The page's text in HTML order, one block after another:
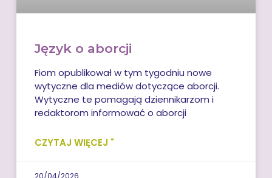
Język o aborcji
Fiom opublikował w tym tygodniu nowe
wytyczne dla mediów dotyczące aborcji.
Wytyczne te pomagają dziennikarzom i
redaktorom informować o aborcji
CZYTAJ WIĘCEJ "